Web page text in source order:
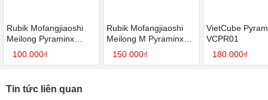
Rubik Mofangjiaoshi
Meilong Pyraminx
Stickerless - SP005942
100.000₫
Rubik Mofangjiaoshi
Meilong M Pyraminx
Stickerless
150.000₫
VietCube
VCPR01
180.000₫
Tin tức liên quan